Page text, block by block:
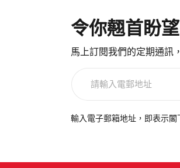
令你翹首盼
馬上訂閱我們的定期通訊
電
輸入電子郵箱地址，即表示閣